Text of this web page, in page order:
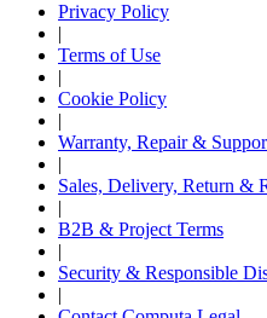
Privacy Policy
|
Terms of Use
|
Cookie Policy
|
Warranty, Repair &
|
Sales, Delivery, Return &
|
B2B & Project Terms
|
Security & Responsible
|